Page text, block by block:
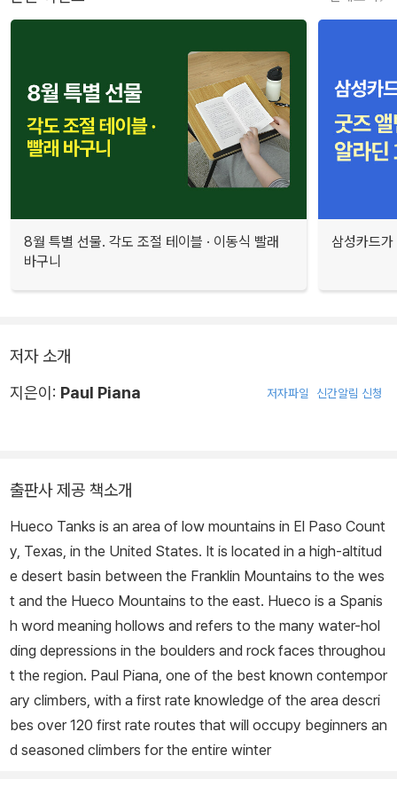
8월 특별 선물. 각도 조절 테이블 · 이동식 빨래
바구니
삼성카드
저자 소개
지은이: Paul Piana 저자파일 신간알림 신청
출판사 제공 책소개
Hueco Tanks is an area of low mountains in El Paso Count
y, Texas, in the United States. It is located in a high-altitud
e desert basin between the Franklin Mountains to the wes
t and the Hueco Mountains to the east. Hueco is a Spanis
h word meaning hollows and refers to the many water-hol
ding depressions in the boulders and rock faces throughou
t the region. Paul Piana, one of the best known contempor
ary climbers, with a first rate knowledge of the area descri
bes over 120 first rate routes that will occupy beginners an
d seasoned climbers for the entire winter